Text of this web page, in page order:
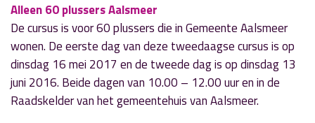
Alleen 60 plussers Aalsmeer
De cursus is voor 60 plussers die in Gemeente Aalsmeer
wonen. De eerste dag van deze tweedaagse cursus is op
dinsdag 16 mei 2017 en de tweede dag is op dinsdag 13
juni 2016. Beide dagen van 10.00 – 12.00 uur en in de
Raadskelder van het gemeentehuis van Aalsmeer.